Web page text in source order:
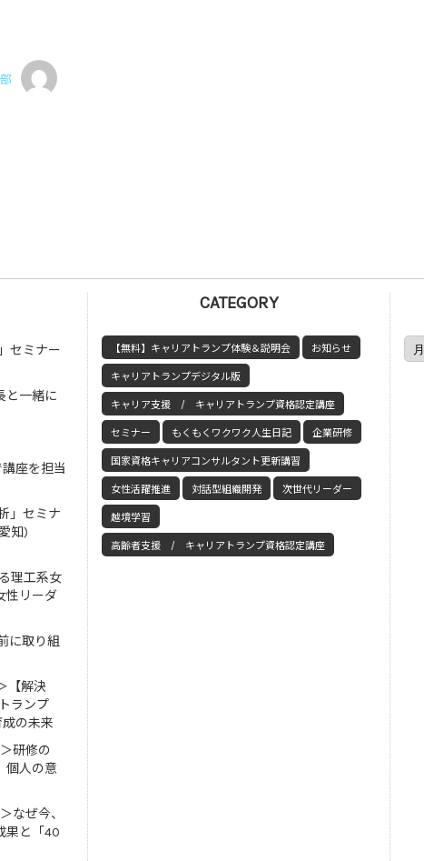
セミナー
と一緒に
座を担当
」セミナ
知)
理工系女
性リーダ
に取り組
【解決
ランプ
の未来
研修の
個人の意
なぜ今、
果と「40
CATEGORY
【無料】キャリアトランプ体験＆説明会 お知らせ
キャリアトランプデジタル版
キャリア支援 / キャリアトランプ資格認定講座
セミナー もくもくワクワク人生日記 企業研修
国家資格キャリアコンサルタント更新講習
女性活躍推進 対話型組織開発 次世代リーダー
越境学習
高齢者支援 / キャリアトランプ資格認定講座